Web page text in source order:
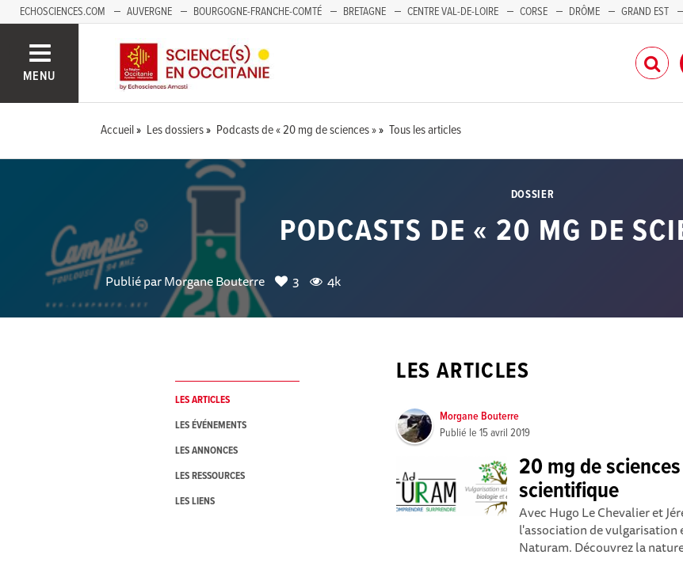
ECHOSCIENCES.COM AUVERGNE BOURGOGNE-FRANCHE-COMTÉ BRETAGNE CENTRE VAL-DE-LOIRE CORSE DRÔME GRAND EST
MENU
Accueil Les dossiers Podcasts de « 20 mg de sciences » Tous les articles
DOSSIER
PODCASTS DE « 20 MG DE
Publié parMorgane Bouterre 3 4k
LES ARTICLES
LES ÉVÉNEMENTS
LES ANNONCES
LES RESSOURCES
LES LIENS
LES ARTICLES
Morgane Bouterre
Publié le15 avril 2019
20 mg de
scientifique
Avec Hugo Le Chevalier et
l'association de vulgarisation
Naturam. Découvrez la